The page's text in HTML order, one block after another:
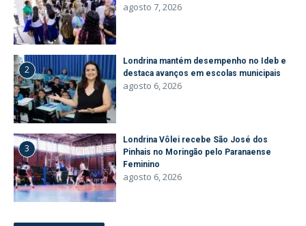
agosto 7, 2026
2
Londrina mantém desempenho no Ideb e
destaca avanços em escolas municipais
agosto 6, 2026
3
Londrina Vôlei recebe São José dos
Pinhais no Moringão pelo Paranaense
Feminino
agosto 6, 2026